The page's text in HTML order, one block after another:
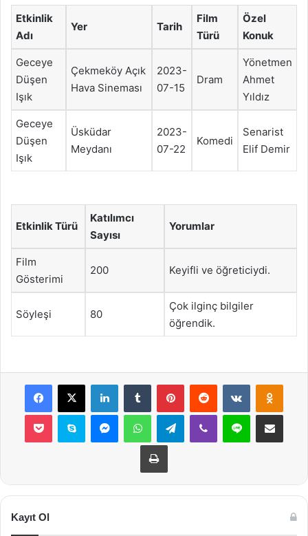
Etkinlik
Adı
Yer Tarih
Film
Türü
Özel
Konuk
Geceye
Düşen
Işık
Çekmeköy Açık
Hava Sineması
2023-
07-15
Dram
Yönetmen
Ahmet
Yıldız
Geceye
Düşen
Işık
Üsküdar
Meydanı
2023-
07-22
Komedi
Senarist
Elif Demir
Etkinlik Türü
Katılımcı
Sayısı
Yorumlar
Film
Gösterimi
200 Keyifli ve öğreticiydi.
Söyleşi 80
Çok ilginç bilgiler
öğrendik.
Facebook
X LinkedInTumblr PinterestReddit VKontakte
Pocket Skype MessengerWhatsAppTelegramViber Line E-Posta ile
Yazdır
Kayıt Ol